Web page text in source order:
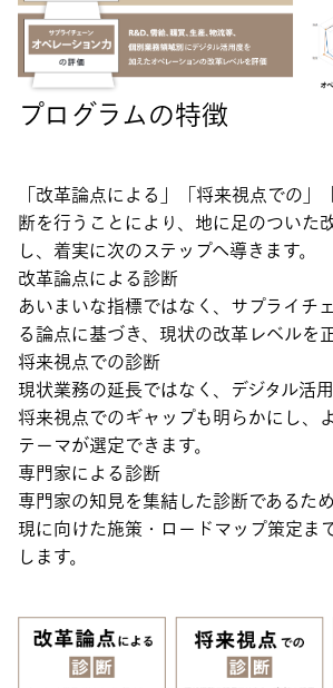
プログラムの特徴
「改革論点による」「将来視点での」
断を行うことにより、地に足のついた
し、着実に次のステップへ導きます。
改革論点による診断
あいまいな指標ではなく、サプライチ
る論点に基づき、現状の改革レベルを
将来視点での診断
現状業務の延長ではなく、デジタル活
将来視点でのギャップも明らかにし、
テーマが選定できます。
専門家による診断
専門家の知見を集結した診断であるた
現に向けた施策・ロードマップ策定ま
します。